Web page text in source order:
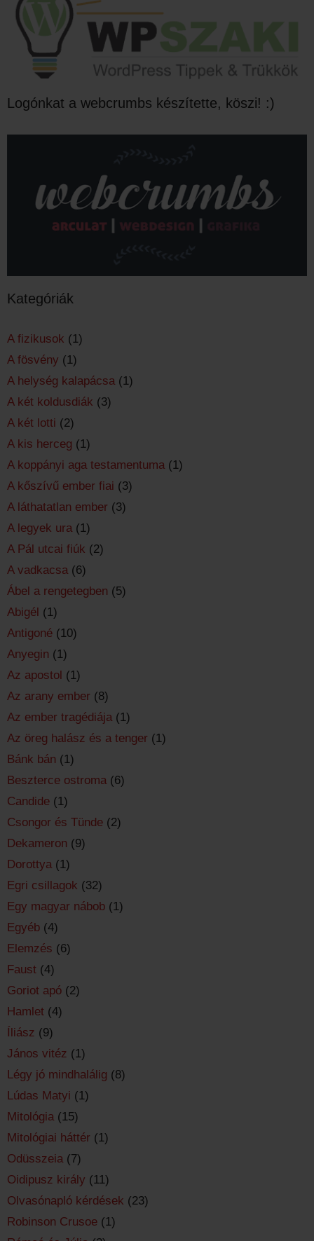
Logónkat a webcrumbs készítette, köszi! :)
Kategóriák
A fizikusok (1)
A fösvény (1)
A helység kalapácsa (1)
A két koldusdiák (3)
A két lotti (2)
A kis herceg (1)
A koppányi aga testamentuma (1)
A kőszívű ember fiai (3)
A láthatatlan ember (3)
A legyek ura (1)
A Pál utcai fiúk (2)
A vadkacsa (6)
Ábel a rengetegben (5)
Abigél (1)
Antigoné (10)
Anyegin (1)
Az apostol (1)
Az arany ember (8)
Az ember tragédiája (1)
Az öreg halász és a tenger (1)
Bánk bán (1)
Beszterce ostroma (6)
Candide (1)
Csongor és Tünde (2)
Dekameron (9)
Dorottya (1)
Egri csillagok (32)
Egy magyar nábob (1)
Egyéb (4)
Elemzés (6)
Faust (4)
Goriot apó (2)
Hamlet (4)
Íliász (9)
János vitéz (1)
Légy jó mindhalálig (8)
Lúdas Matyi (1)
Mitológia (15)
Mitológiai háttér (1)
Odüsszeia (7)
Oidipusz király (11)
Olvasónapló kérdések (23)
Robinson Crusoe (1)